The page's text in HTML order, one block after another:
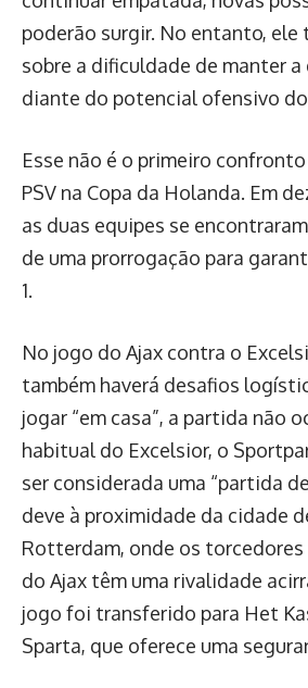
poderão surgir. No entanto, ele
sobre a dificuldade de manter
diante do potencial ofensivo do
Esse não é o primeiro confronto
PSV na Copa da Holanda. Em
as duas equipes se
de uma prorrogação para
1.
No jogo do Ajax contra o
também haverá desafios
jogar “em casa”, a partida não
habitual do Excelsior, o
ser considerada uma “partida
deve à proximidade da cidade
Rotterdam, onde os torcedores
do Ajax têm uma rivalidade
jogo foi transferido para Het
Sparta, que oferece uma